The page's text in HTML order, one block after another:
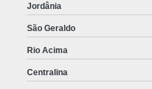
Jordânia
São Geraldo
Rio Acima
Centralina